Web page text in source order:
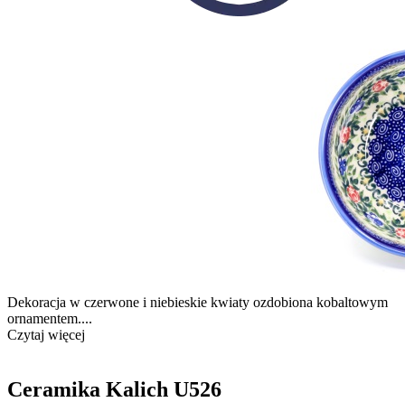
Dekoracja w czerwone i niebieskie kwiaty ozdobiona kobaltowym
ornamentem....
Czytaj więcej
Ceramika Kalich U526